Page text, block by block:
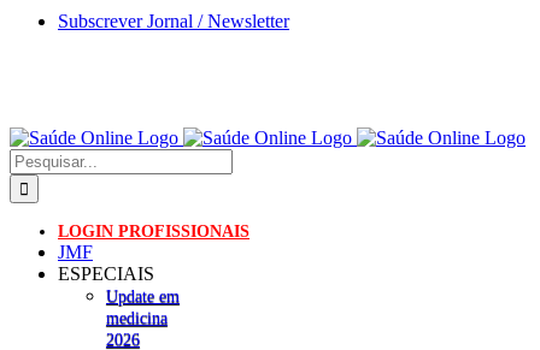
Skip
Subscrever Jornal / Newsletter
Pesquisar
LOGIN PROFISSIONAIS
JMF
ESPECIAIS
Update em
medicina
2026